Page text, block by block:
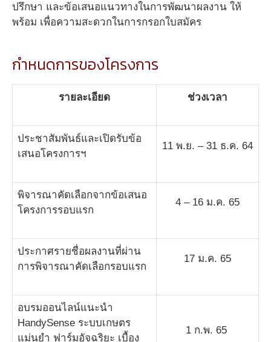
ปรึกษา และข้อเสนอแนวทางในการพัฒนาผลงาน ให้
พร้อม เพื่อความสะดวกในการกรอกใบสมัคร
กำหนดการของโครงการ
รายละเอียด ช่วงเวลา
ประชาสัมพันธ์และเปิดรับข้อ
เสนอโครงการฯ
11 พ.ย. – 31 ธ.ค. 64
พิจารณาคัดเลือกจากข้อเสนอ
โครงการรอบแรก
4 – 16 ม.ค. 65
ประกาศรายชื่อผลงานที่ผ่าน
การพิจารณาคัดเลือกรอบแรก
17 ม.ค. 65
อบรมออนไลน์แนะนำ
HandySense ระบบเกษตร
แม่นยำ ฟาร์มอัจฉริยะ เบื้อง
1 ก.พ. 65